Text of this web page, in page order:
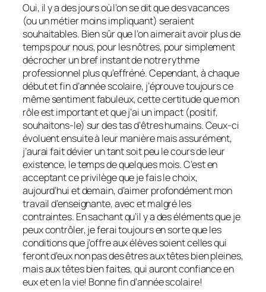
Oui, il y a des jours où l’on se dit que des vacances
(ou un métier moins impliquant) seraient
souhaitables. Bien sûr que l’on aimerait avoir plus de
temps pour nous, pour les nôtres, pour simplement
décrocher un bref instant de notre rythme
professionnel plus qu’effréné. Cependant, à chaque
début et fin d’année scolaire, j’éprouve toujours ce
même sentiment fabuleux, cette certitude que mon
rôle est important et que j’ai un impact (positif,
souhaitons-le) sur des tas d’êtres humains. Ceux-ci
évoluent ensuite à leur manière mais assurément,
j’aurai fait dévier un tant soit peu le cours de leur
existence, le temps de quelques mois. C’est en
acceptant ce privilège que je fais le choix,
aujourd’hui et demain, d’aimer profondément mon
travail d’enseignante, avec et malgré les
contraintes. En sachant qu’il y a des éléments que je
peux contrôler, je ferai toujours en sorte que les
conditions que j’offre aux élèves soient celles qui
feront d’eux non pas des êtres aux têtes bien pleines,
mais aux têtes bien faites, qui auront confiance en
eux et en la vie! Bonne fin d’année scolaire!